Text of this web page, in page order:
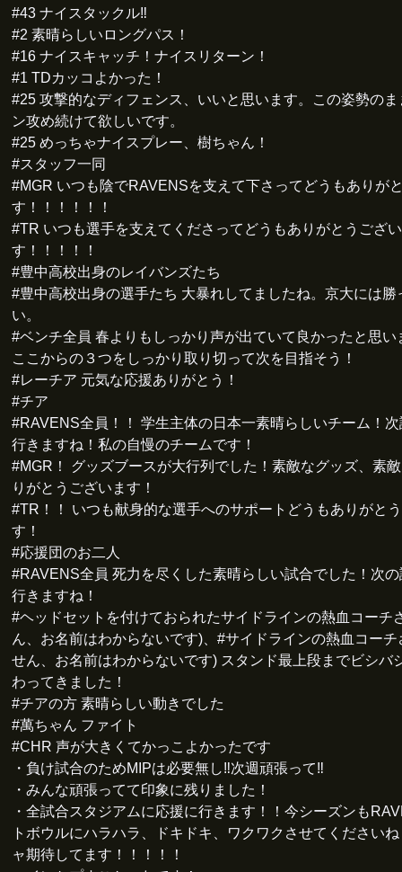
#43 ナイスタックル‼️
#2 素晴らしいロングパス！
#16 ナイスキャッチ！ナイスリターン！
#1 TDカッコよかった！
#25 攻撃的なディフェンス、いいと思います。この姿勢の
ン攻め続けて欲しいです。
#25 めっちゃナイスプレー、樹ちゃん！
#スタッフ一同
#MGR いつも陰でRAVENSを支えて下さってどうもありが
す！！！！！！
#TR いつも選手を支えてくださってどうもありがとうござ
す！！！！！
#豊中高校出身のレイバンズたち
#豊中高校出身の選手たち 大暴れしてましたね。京大には勝
い。
#ベンチ全員 春よりもしっかり声が出ていて良かったと思い
ここからの３つをしっかり取り切って次を目指そう！
#レーチア 元気な応援ありがとう！
#チア
#RAVENS全員！！ 学生主体の日本一素晴らしいチーム！
行きますね！私の自慢のチームです！
#MGR！ グッズブースが大行列でした！素敵なグッズ、素
りがとうございます！
#TR！！ いつも献身的な選手へのサポートどうもありがと
す！
#応援団のお二人
#RAVENS全員 死力を尽くした素晴らしい試合でした！次
行きますね！
#ヘッドセットを付けておられたサイドラインの熱血コーチ
ん、お名前はわからないです)、#サイドラインの熱血コーチ
せん、お名前はわからないです) スタンド最上段までビシバ
わってきました！
#チアの方 素晴らしい動きでした
#萬ちゃん ファイト
#CHR 声が大きくてかっこよかったです
・負け試合のためMIPは必要無し‼️次週頑張って‼️
・みんな頑張ってて印象に残りました！
・全試合スタジアムに応援に行きます！！今シーズンも
トボウルにハラハラ、ドキドキ、ワクワクさせてください
ャ期待してます！！！！！